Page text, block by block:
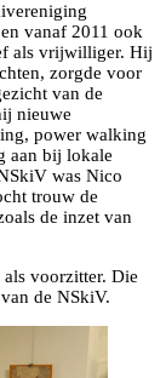
vanaf 2011 ook
als vrijwilliger. Hij
zorgde voor
van de
nieuwe
power walking
aan bij lokale
was Nico
trouw de
de inzet van
voorzitter. Die
van de NSkiV.